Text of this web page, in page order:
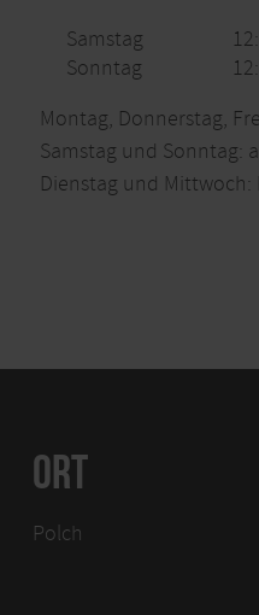
Samstag
Sonntag
Montag, Donnerstag,
Samstag und Sonntag:
Dienstag und Mittwoch:
ORT
Polch